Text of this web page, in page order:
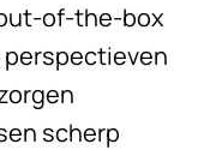
of-the-box
perspectieven
scherp